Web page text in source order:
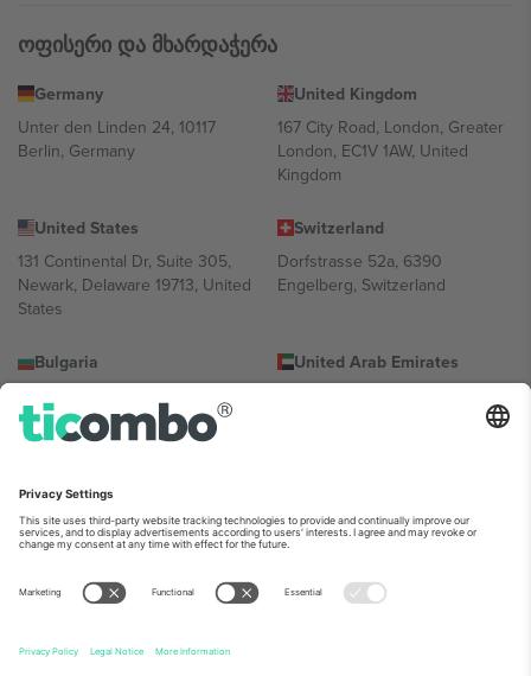
ოფისერი და მხარდაჭერა
Germany
Unter den Linden 24, 10117
Berlin, Germany
United Kingdom
167 City Road, London, Greater
London, EC1V 1AW, United
Kingdom
United States
131 Continental Dr, Suite 305,
Newark, Delaware 19713, United
States
Switzerland
Dorfstrasse 52a, 6390
Engelberg, Switzerland
Bulgaria
Totleben 53-55, 1606 Sofia,
Bulgaria
United Arab Emirates
Building A1, Office 302, Dubai,
Mexico
Av Chapultepec 360, Roma
Norte, Cuauhtémoc, 06700
Ciudad de México, CDMX,
Mexico
პლატფორმის პროვაიდერის იურიდიული პირი იცვლება